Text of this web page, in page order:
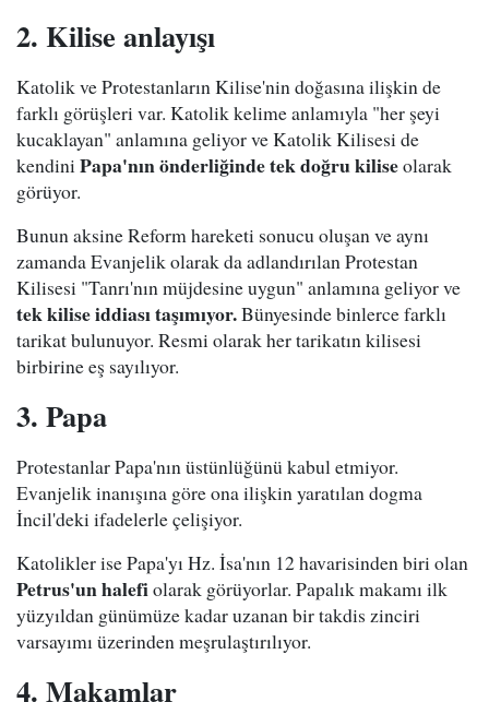
2. Kilise anlayışı
Katolik ve Protestanların Kilise'nin doğasına ilişkin de
farklı görüşleri var. Katolik kelime anlamıyla "her şeyi
kucaklayan" anlamına geliyor ve Katolik Kilisesi de
kendiniPapa'nın önderliğinde tek doğru kiliseolarak
görüyor.
Bunun aksine Reform hareketi sonucu oluşan ve aynı
zamanda Evanjelik olarak da adlandırılan Protestan
Kilisesi "Tanrı'nın müjdesine uygun" anlamına geliyor ve
tek kilise iddiası taşımıyor.Bünyesinde binlerce farklı
tarikat bulunuyor. Resmi olarak her tarikatın kilisesi
birbirine eş sayılıyor.
3. Papa
Protestanlar Papa'nın üstünlüğünü kabul etmiyor.
Evanjelik inanışına göre ona ilişkin yaratılan dogma
İncil'deki ifadelerle çelişiyor.
Katolikler ise Papa'yı Hz. İsa'nın 12 havarisinden biri olan
Petrus'un halefiolarak görüyorlar. Papalık makamı ilk
yüzyıldan günümüze kadar uzanan bir takdis zinciri
varsayımı üzerinden meşrulaştırılıyor.
4. Makamlar